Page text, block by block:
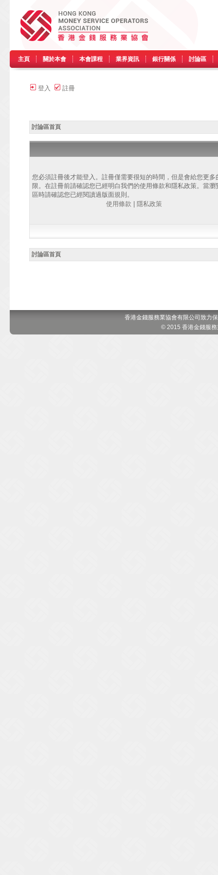
主頁 關於本會 本會課程 業界資訊 銀行關係 討論區
登入 註冊
討論區首頁
您必須註冊後才能登入。註冊僅需要很短的時間，但是會給您更多
限。在註冊前請確認您已經明白我們的使用條款和隱私政策。當瀏
區時請確認您已經閱讀過版面規則。
使用條款
隱私政策
討論區首頁
香港金錢服務業協會有限公司致力
© 2015 香港金錢服